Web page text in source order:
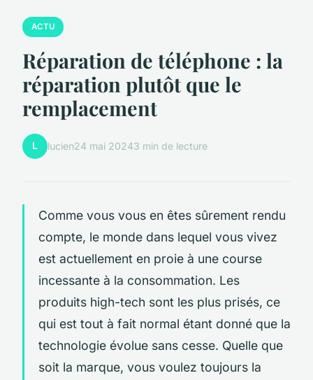
ACTU
Réparation de téléphone : la
réparation plutôt que le
remplacement
L lucien24 mai 20243 min de lecture
Comme vous vous en êtes sûrement rendu
compte, le monde dans lequel vous vivez
est actuellement en proie à une course
incessante à la consommation. Les
produits high-tech sont les plus prisés, ce
qui est tout à fait normal étant donné que la
technologie évolue sans cesse. Quelle que
soit la marque, vous voulez toujours la